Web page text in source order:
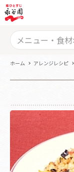
ホーム アレンジレシピ